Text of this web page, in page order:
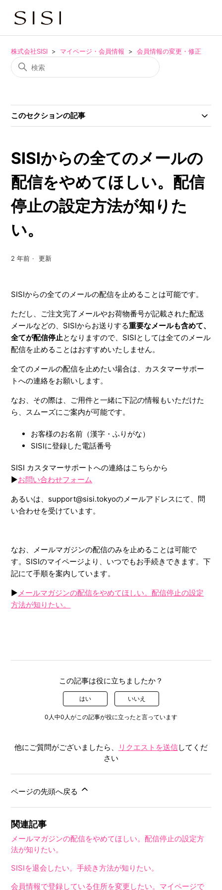
株式会社SISI マイページ・会員情報 会員情報の変更・修正
このセクションの記事
SISIからの全てのメールの
配信をやめてほしい。配信
停止の設定方法が知りた
い。
2 年前 更新
SISIからの全てのメールの配信を止めることは可能です。
ただし、ご注文完了メールやお荷物番号が記載された配送
メールなどの、SISIからお送りする重要なメールも含めて、
全てが配信停止となりますので、SISIとしては全てのメール
配信を止めることはおすすめいたしません。
全てのメールの配信を止めたい場合は、カスタマーサポー
トへの連絡をお願いします。
なお、その際は、ご用件と一緒に下記の情報もいただけた
ら、スムーズにご案内が可能です。
お客様のお名前（漢字・ふりがな）
SISIに登録した電話番号
SISI カスタマーサポートへの連絡はこちらから
▶︎お問い合わせフォーム
あるいは、support@sisi.tokyoのメールアドレスにて、問
い合わせを受けています。
なお、メールマガジンの配信のみを止めることは可能で
す。SISIのマイページより、いつでもお手続きできます。下
記にて手順を案内しています。
▶︎メールマガジンの配信をやめてほしい。配信停止の設定
方法が知りたい。
この記事は役に立ちましたか？
はい いいえ
0人中0人がこの記事が役に立ったと言っています
他にご質問がございましたら、 リクエストを送信してくだ
さい
ページの先頭へ戻る
関連記事
メールマガジンの配信をやめてほしい。配信停止の設定方
法が知りたい。
SISIを退会したい。手続き方法が知りたい。
会員情報で登録している住所を変更したい。マイページで